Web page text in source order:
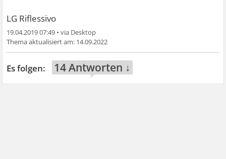
LG Riflessivo
19.04.2019 07:49 •
14.09.2022
14 Antworten ↓